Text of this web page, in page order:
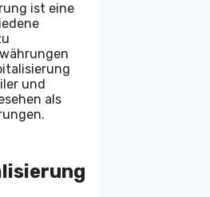
ist eine
und
als